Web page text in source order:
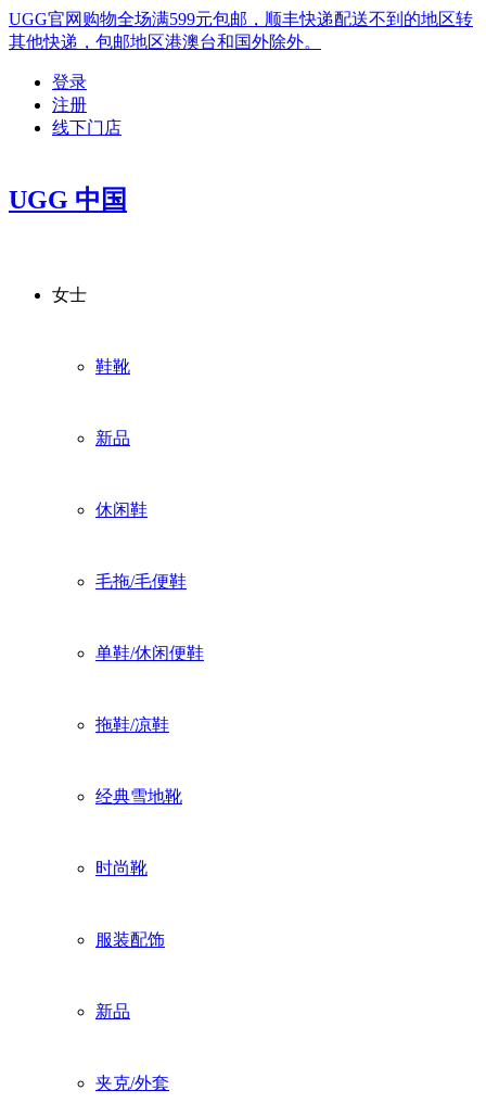
UGG官网购物全场满599元包邮，顺丰快递配送不到的地区转
其他快递，包邮地区港澳台和国外除外。
登录
注册
线下门店
UGG 中国
女士
鞋靴
新品
休闲鞋
毛拖/毛便鞋
单鞋/休闲便鞋
拖鞋/凉鞋
经典雪地靴
时尚靴
服装配饰
新品
夹克/外套